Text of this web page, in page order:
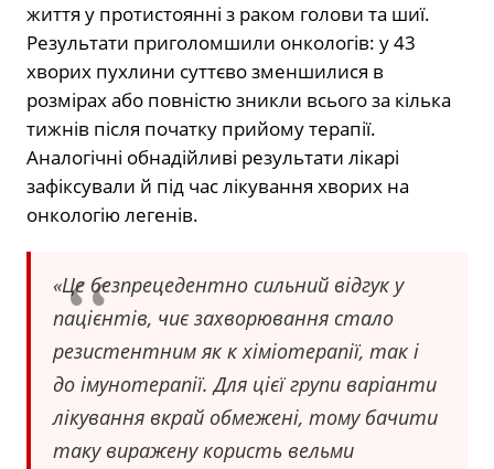
життя у протистоянні з раком голови та шиї.
Результати приголомшили онкологів: у 43
хворих пухлини суттєво зменшилися в
розмірах або повністю зникли всього за кілька
тижнів після початку прийому терапії.
Аналогічні обнадійливі результати лікарі
зафіксували й під час лікування хворих на
онкологію легенів.
«Це безпрецедентно сильний відгук у
пацієнтів, чиє захворювання стало
резистентним як к хіміотерапії, так і
до імунотерапії. Для цієї групи варіанти
лікування вкрай обмежені, тому бачити
таку виражену користь вельми